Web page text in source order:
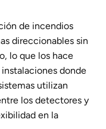
de incendios
direccionables sin
lo que los hace
donde
utilizan
los detectores y
en la